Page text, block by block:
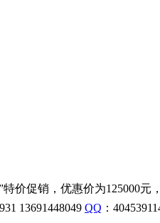
特价促销，优惠价为125000
13691448049 QQ ：